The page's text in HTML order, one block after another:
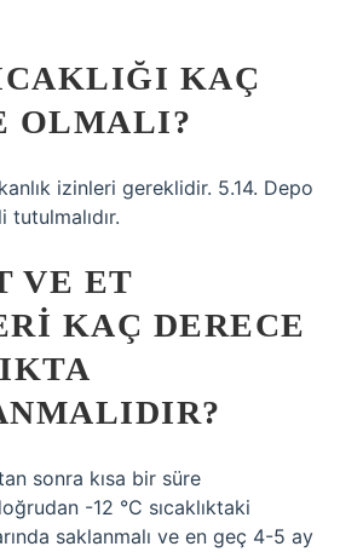
KAÇ
OLMALI?
izinleri gereklidir. 5.14. Depo
VE ET
KAÇ DERECE
sonra kısa bir süre
-12 °C sıcaklıktaki
saklanmalı ve en geç 4-5 ay